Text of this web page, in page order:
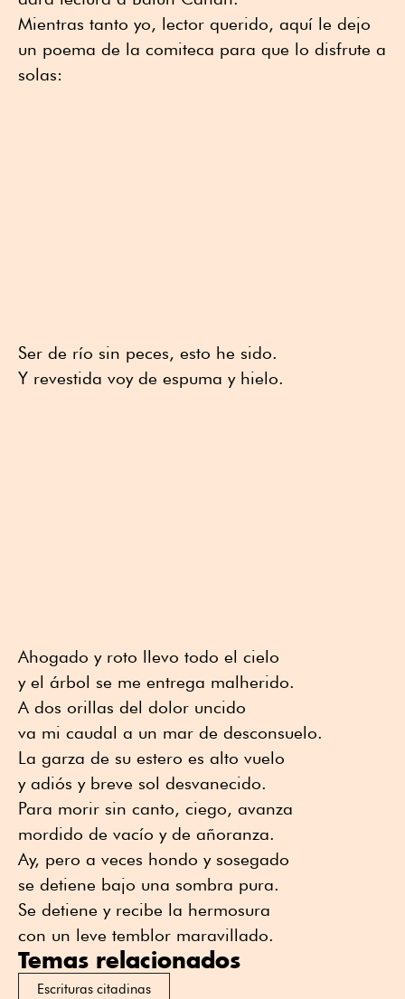
Mientras tanto yo, lector querido, aquí le dejo
un poema de la comiteca para que lo disfrute a
solas:
Ser de río sin peces, esto he sido.
Y revestida voy de espuma y hielo.
Ahogado y roto llevo todo el cielo
y el árbol se me entrega malherido.
A dos orillas del dolor uncido
va mi caudal a un mar de desconsuelo.
La garza de su estero es alto vuelo
y adiós y breve sol desvanecido.
Para morir sin canto, ciego, avanza
mordido de vacío y de añoranza.
Ay, pero a veces hondo y sosegado
se detiene bajo una sombra pura.
Se detiene y recibe la hermosura
con un leve temblor maravillado.
Temas relacionados
Escrituras citadinas